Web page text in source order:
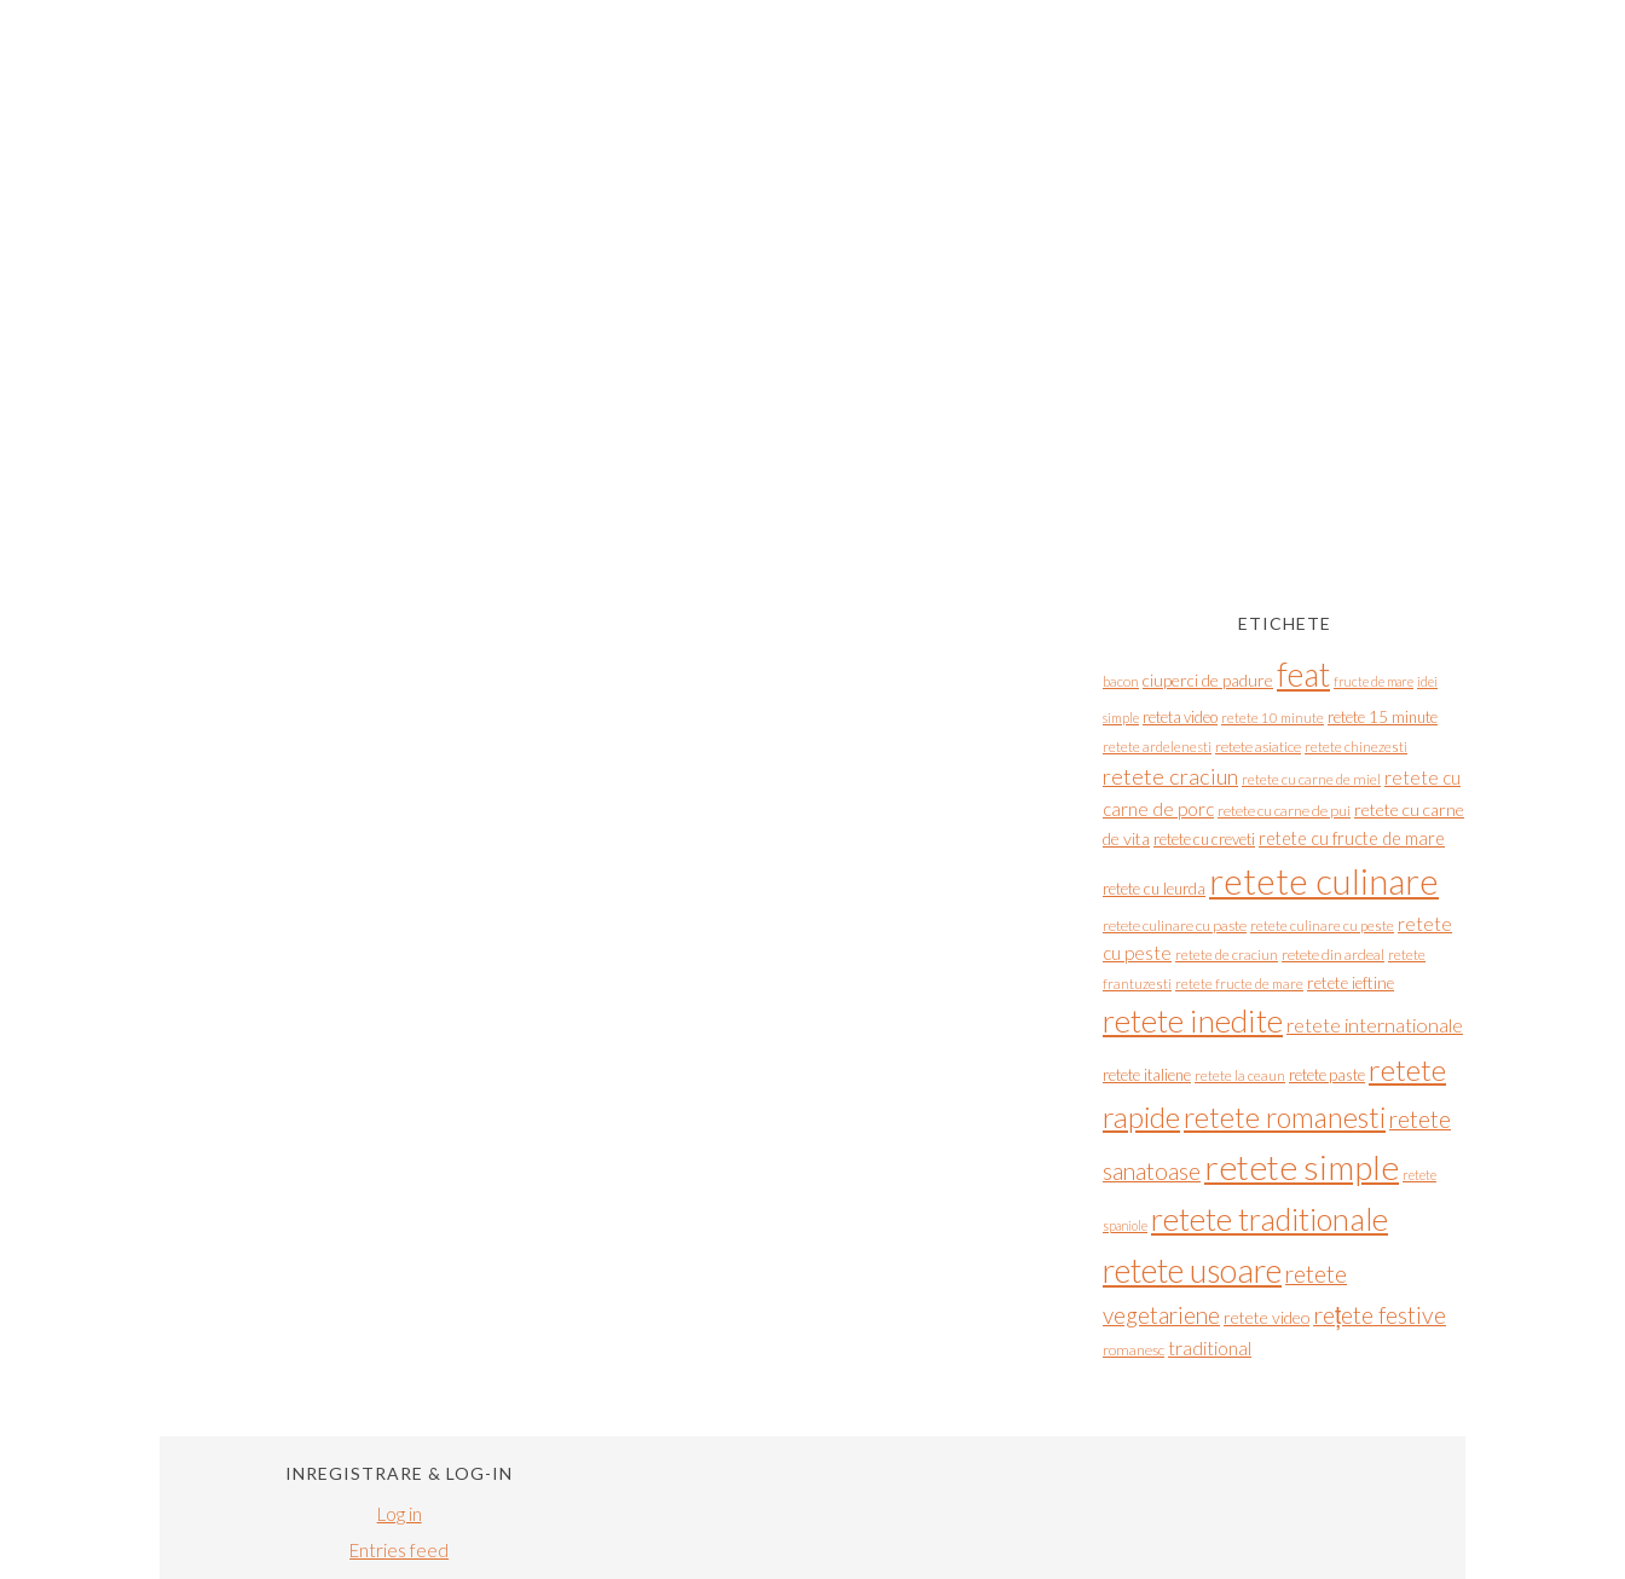
ETICHETE
bacon ciuperci de padure feat fructe de mare idei
simple reteta video retete 10 minute retete 15 minute
retete ardelenesti retete asiatice retete chinezesti
retete craciun retete cu carne de miel retete cu
carne de porc retete cu carne de pui retete cu carne
de vita retete cu creveti retete cu fructe de mare
retete cu leurda retete culinare
retete culinare cu paste retete culinare cu peste retete
cu peste retete de craciun retete din ardeal retete
frantuzesti retete fructe de mare retete ieftine
retete inedite retete internationale
retete italiene retete la ceaun retete paste retete
rapideretete romanesti retete
sanatoase retete simple retete
spaniole retete traditionale
retete usoare retete
vegetariene retete video rețete festive
romanesc traditional
INREGISTRARE & LOG-IN
Log in
Entries feed